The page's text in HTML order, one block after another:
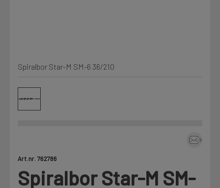
Prislister
Firmainformasjon
LOGG UT
Spiralbor Star-M SM-6 36/210
Art.nr. 762786
Spiralbor Star-M SM-